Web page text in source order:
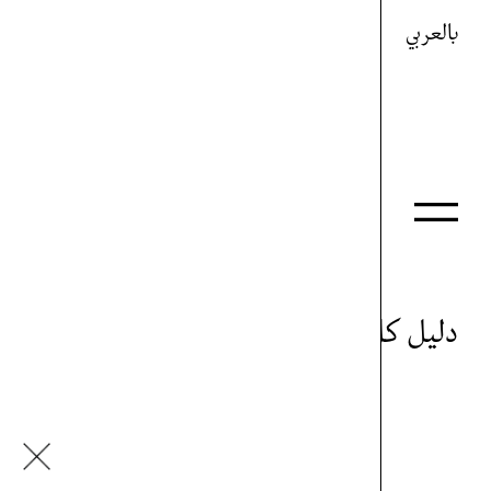
بالعربي
دليل كل شيء
ياسمين سيل